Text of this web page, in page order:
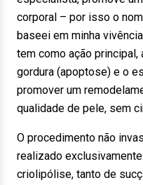
corporal – por isso o
baseei em minha
tem como ação principal,
gordura (apoptose) e o
promover um
qualidade de pele, sem
O procedimento não
realizado
criolipólise, tanto de